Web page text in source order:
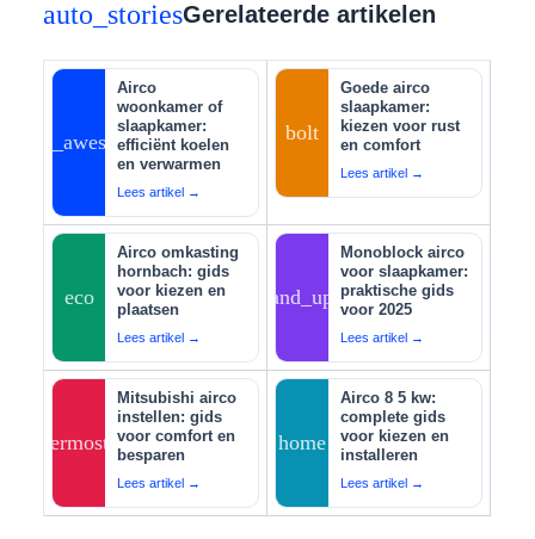
auto_storiesGerelateerde artikelen
auto_awesome
Airco
woonkamer of
slaapkamer:
efficiënt koelen
en verwarmen
Lees artikel →
bolt
Goede airco
slaapkamer:
kiezen voor rust
en comfort
Lees artikel →
eco
Airco omkasting
hornbach: gids
voor kiezen en
plaatsen
Lees artikel →
tips_and_updates
Monoblock airco
voor slaapkamer:
praktische gids
voor 2025
Lees artikel →
thermostat
Mitsubishi airco
instellen: gids
voor comfort en
besparen
Lees artikel →
home
Airco 8 5 kw:
complete gids
voor kiezen en
installeren
Lees artikel →